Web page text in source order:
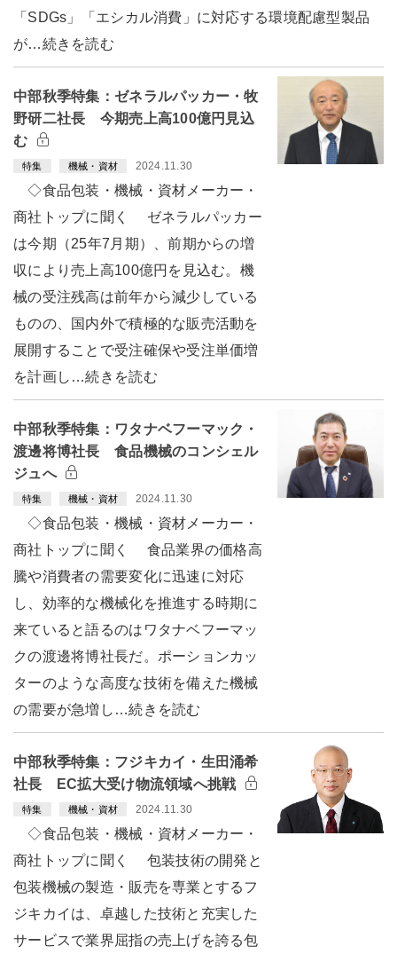
「SDGs」「エシカル消費」に対応する環境配慮型製品
が…続きを読む
中部秋季特集：ゼネラルパッカー・牧
野研二社長 今期売上高100億円見込
む
特集 機械・資材 2024.11.30
◇食品包装・機械・資材メーカー・
商社トップに聞く ゼネラルパッカー
は今期（25年7月期）、前期からの増
収により売上高100億円を見込む。機
械の受注残高は前年から減少している
ものの、国内外で積極的な販売活動を
展開することで受注確保や受注単価増
を計画し…続きを読む
中部秋季特集：ワタナベフーマック・
渡邊将博社長 食品機械のコンシェル
ジュへ
特集 機械・資材 2024.11.30
◇食品包装・機械・資材メーカー・
商社トップに聞く 食品業界の価格高
騰や消費者の需要変化に迅速に対応
し、効率的な機械化を推進する時期に
来ていると語るのはワタナベフーマッ
クの渡邊将博社長だ。ポーションカッ
ターのような高度な技術を備えた機械
の需要が急増し…続きを読む
中部秋季特集：フジキカイ・生田涌希
社長 EC拡大受け物流領域へ挑戦
特集 機械・資材 2024.11.30
◇食品包装・機械・資材メーカー・
商社トップに聞く 包装技術の開発と
包装機械の製造・販売を専業とするフ
ジキカイは、卓越した技術と充実した
サービスで業界屈指の売上げを誇る包